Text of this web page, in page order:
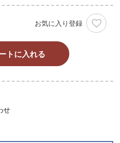
お気に入り登録
トに入れる
せ